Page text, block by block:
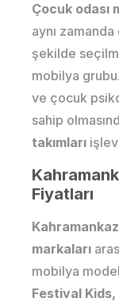
Çocuk odası
aynı
şekilde
mobilya
ve çocuk
sahip
takımları
Fiyatları
markaları
mobilya
Festival Kids,